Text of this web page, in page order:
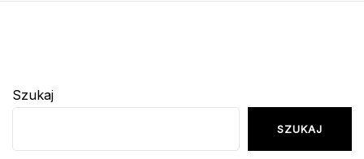
Szukaj
SZUKAJ